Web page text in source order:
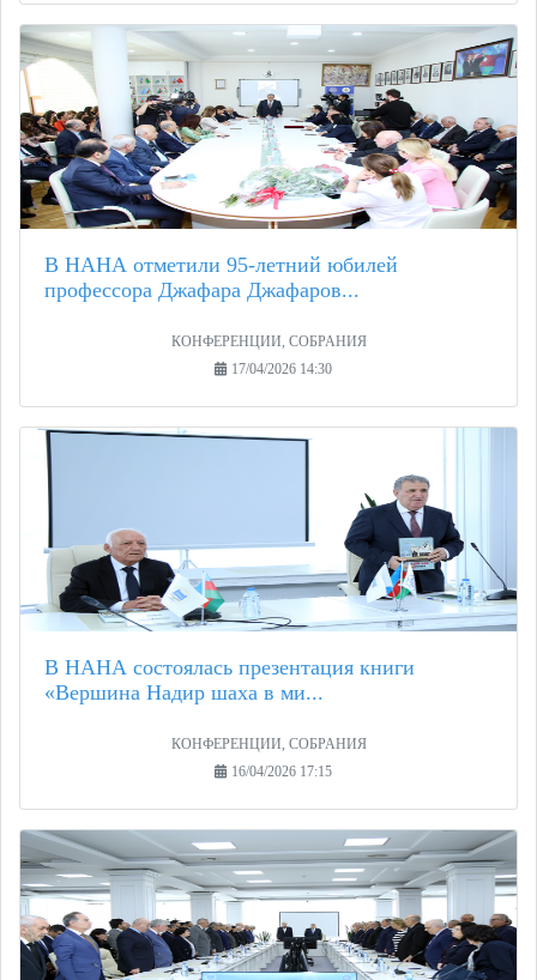
В НАНА отметили 95-летний юбилей
профессора Джафара Джафаров...
КОНФЕРЕНЦИИ, СОБРАНИЯ
17/04/2026 14:30
В НАНА состоялась презентация книги
«Вершина Надир шаха в ми...
КОНФЕРЕНЦИИ, СОБРАНИЯ
16/04/2026 17:15